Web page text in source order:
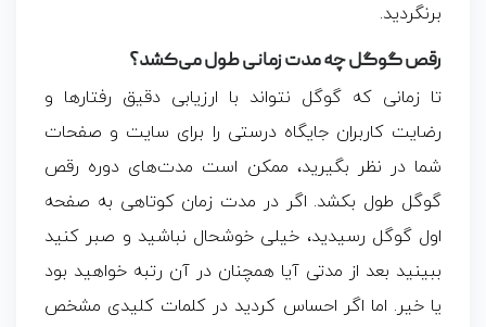
برنگردید.
رقص گوگل چه مدت زمانی طول می‌کشد؟
تا زمانی که گوگل نتواند با ارزیابی دقیق رفتارها و
رضایت کاربران جایگاه درستی را برای سایت و صفحات
شما در نظر بگیرید، ممکن است مدت‌های دوره رقص
گوگل طول بکشد. اگر در مدت زمان کوتاهی به صفحه
اول گوگل رسیدید، خیلی خوشحال نباشید و صبر کنید
ببینید بعد از مدتی آیا همچنان در آن رتبه خواهید بود
یا خیر. اما اگر احساس کردید در کلمات کلیدی مشخص